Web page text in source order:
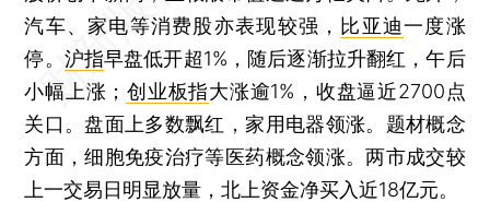
汽车、家电等消费股亦表现较强， 比亚迪一度涨
停。 沪指早盘低开超1%，随后逐渐拉升翻红，午后
小幅上涨； 创业板指大涨逾1%，收盘逼近2700点
关口。盘面上多数飘红，家用电器领涨。题材概念
方面，细胞免疫治疗等医药概念领涨。两市成交较
上一交易日明显放量，北上资金净买入近18亿元。